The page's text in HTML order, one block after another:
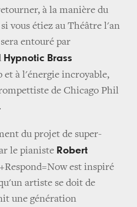
à la manière du
vous étiez au Théâtre l'an
entouré par
Hypnotic Brass
et à l'énergie incroyable,
de Chicago Phil
du projet de super-
le pianiste Robert
est inspiré
artiste se doit de
une génération